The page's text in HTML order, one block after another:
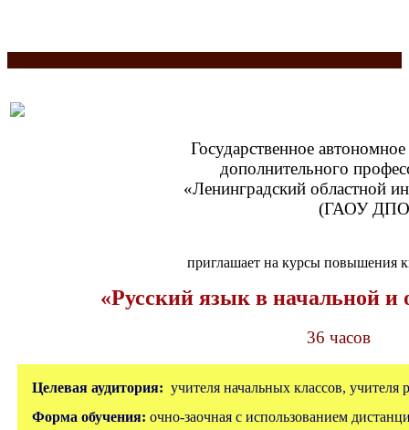
Государственное
дополнительного
«Ленинградский областной
(ГАОУ
приглашает на курсы повышения
«Русский язык в начальной и
36 часов
Целевая аудитория: учителя начальных классов, учителя
Форма обучения: очно-заочная с использованием